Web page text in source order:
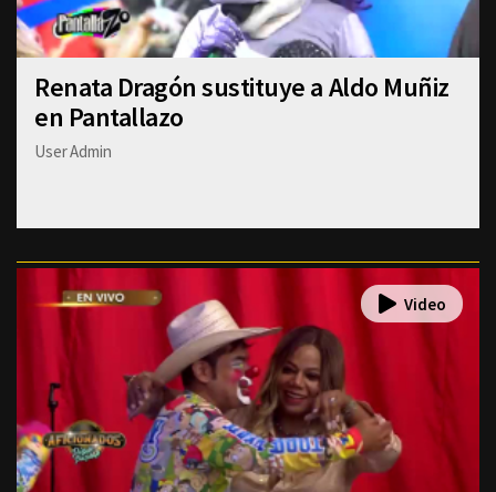
Renata Dragón sustituye a Aldo Muñiz
en Pantallazo
User Admin